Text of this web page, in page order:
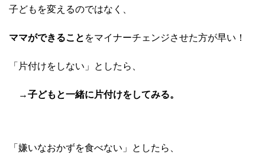
子どもを変えるのではなく、
ママができること をマイナーチェンジさせた方が早い！
「片付けをしない」としたら、
→子どもと一緒に片付けをしてみる。
「嫌いなおかずを食べない」としたら、